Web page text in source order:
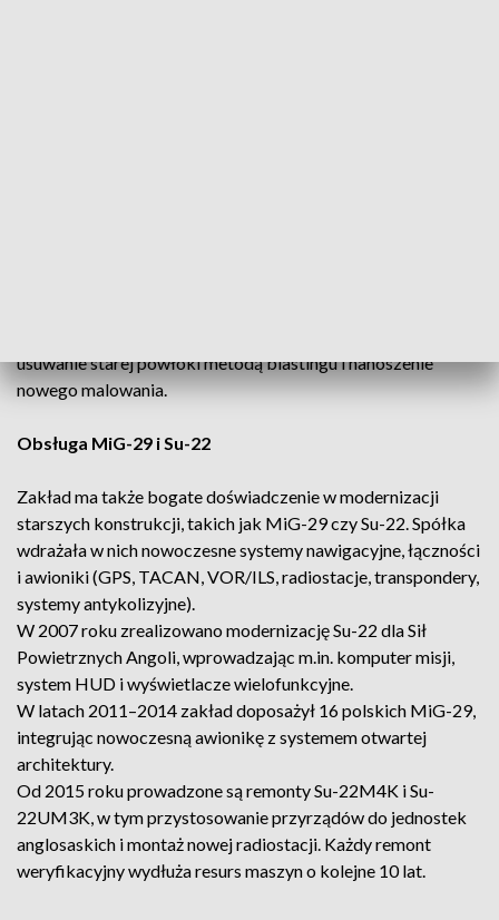
usuwanie starej powłoki metodą blastingu i nanoszenie
nowego malowania.
Obsługa MiG-29 i Su-22
Zakład ma także bogate doświadczenie w modernizacji
starszych konstrukcji, takich jak MiG-29 czy Su-22. Spółka
wdrażała w nich nowoczesne systemy nawigacyjne, łączności
i awioniki (GPS, TACAN, VOR/ILS, radiostacje, transpondery,
systemy antykolizyjne).
W 2007 roku zrealizowano modernizację Su-22 dla Sił
Powietrznych Angoli, wprowadzając m.in. komputer misji,
system HUD i wyświetlacze wielofunkcyjne.
W latach 2011–2014 zakład doposażył 16 polskich MiG-29,
integrując nowoczesną awionikę z systemem otwartej
architektury.
Od 2015 roku prowadzone są remonty Su-22M4K i Su-
22UM3K, w tym przystosowanie przyrządów do jednostek
anglosaskich i montaż nowej radiostacji. Każdy remont
weryfikacyjny wydłuża resurs maszyn o kolejne 10 lat.